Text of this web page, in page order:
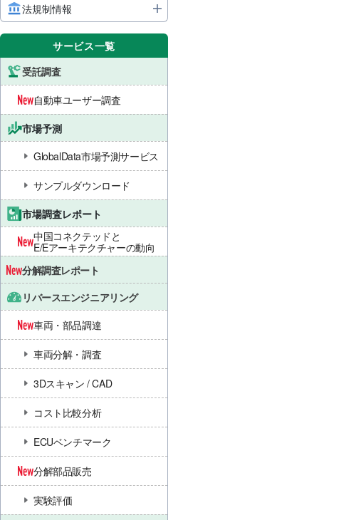
法規制情報
サービス一覧
受託調査
自動車ユーザー調査
市場予測
GlobalData市場予測サービス
サンプルダウンロード
市場調査レポート
中国コネクテッドと
E/Eアーキテクチャーの動向
分解調査レポート
リバースエンジニアリング
車両・部品調達
車両分解・調査
3Dスキャン / CAD
コスト比較分析
ECUベンチマーク
分解部品販売
実験評価